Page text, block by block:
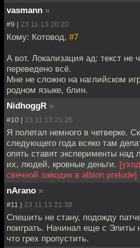
vasmann »
#9 | 23.11.13 20:20
Кому: Котовод, #7
А вот. Локализация ад: текст не
переведено всё.
Мне не сложно на наглийском
родном языке, блин.
NidhoggR »
#10 | 23.11.13 21:25
Я полетал немного в четверке.
следующего года всяко там
опять ставят эксперименты
их, людей, кровные деньги.
свечной заводик в albion prelude]
nArano »
#11 | 23.11.13 21:38
Спешить не стану, подожду
поиграть. Начинал еще с Элиты
что грех пропустить.